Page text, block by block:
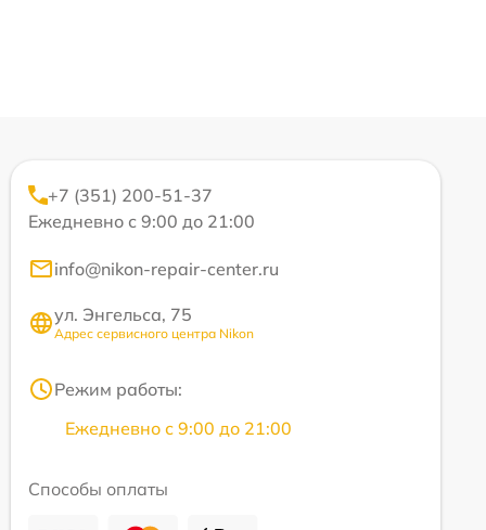
+7 (351) 200-51-37
Ежедневно с 9:00 до 21:00
info@nikon-repair-center.ru
ул. Энгельса, 75
Адрес сервисного центра Nikon
Режим работы:
Ежедневно с 9:00 до 21:00
Способы оплаты